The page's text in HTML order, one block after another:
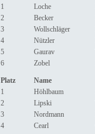
1
Loche
2
Becker
3
Wollschläger
4
Nützler
5
Gaurav
6
Zobel
Platz Name
1
Höhlbaum
2
Lipski
3
Nordmann
4
Cearl